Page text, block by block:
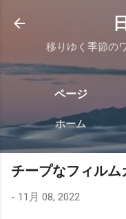
スキップ
移りゆく季節の
ページ
ホーム
チープなフィルム
- 11月 08, 2022